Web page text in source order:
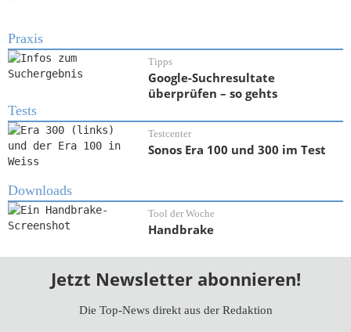
Praxis
Tipps
Google-Suchresultate
überprüfen – so gehts
Tests
Testcenter
Sonos Era 100 und 300 im Test
Downloads
Tool der Woche
Handbrake
Jetzt Newsletter abonnieren!
Die Top-News direkt aus der Redaktion